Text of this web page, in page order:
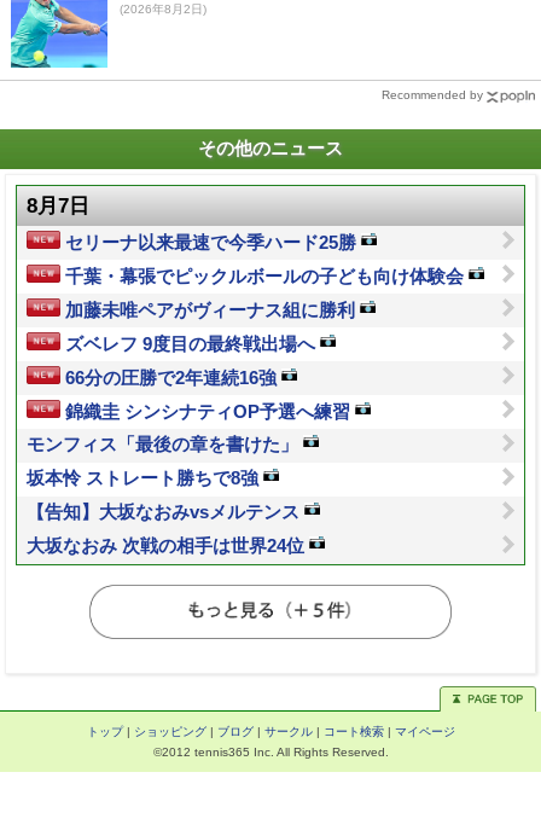
(2026年8月2日)
Recommended by
その他のニュース
8月7日
セリーナ以来最速で今季ハード25勝
千葉・幕張でピックルボールの子ども向け体験会
加藤未唯ペアがヴィーナス組に勝利
ズベレフ 9度目の最終戦出場へ
66分の圧勝で2年連続16強
錦織圭 シンシナティOP予選へ練習
モンフィス「最後の章を書けた」
坂本怜 ストレート勝ちで8強
【告知】大坂なおみvsメルテンス
大坂なおみ 次戦の相手は世界24位
トップ| ショッピング| ブログ| サークル| コート検索| マイページ
©2012 tennis365 Inc. All Rights Reserved.